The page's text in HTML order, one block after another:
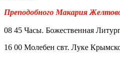
Преподобного Макария
08 45 Часы. Божественная
16 00 Молебен свт. Луке